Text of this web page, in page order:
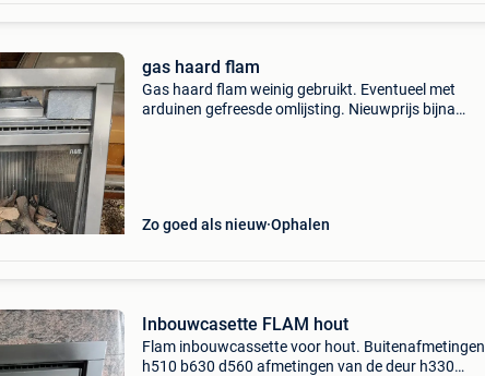
gas haard flam
Gas haard flam weinig gebruikt. Eventueel met
arduinen gefreesde omlijsting. Nieuwprijs bijna
Zo goed als nieuw Ophalen
Inbouwcasette FLAM hout
Flam inbouwcassette voor hout. Buitenafmetingen
h510 b630 d560 afmetingen van de deur h330